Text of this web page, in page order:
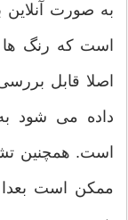
به صورت
است که رنگ
اصلا قابل
داده می شود
است. همچنین
ممکن است